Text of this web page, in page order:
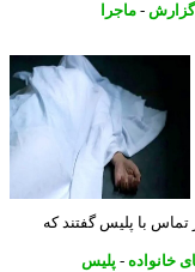
-ماجرا
با پلیس گفتند که
- پلیس